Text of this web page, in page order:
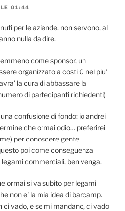
01:44
per le aziende. non servono, al
nulla da dire.
come sponsor, un
organizzato a costi 0 nel piu'
la cura di abbassare la
di partecipanti richiedenti)
confusione di fondo: io andrei
che ormai odio… preferirei
per conoscere gente
poi come conseguenza
commerciali, ben venga.
ormai si va subito per legami
non e' la mia idea di barcamp.
ci vado, e se mi mandano, ci vado